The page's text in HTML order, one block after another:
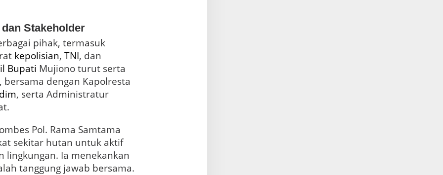
Stakeholder
pihak, termasuk
kepolisian, TNI, dan
Bupati Mujiono turut serta
dengan Kapolresta
, serta Administratur
Pol. Rama Samtama
sekitar hutan untuk aktif
lingkungan. Ia menekankan
tanggung jawab bersama.